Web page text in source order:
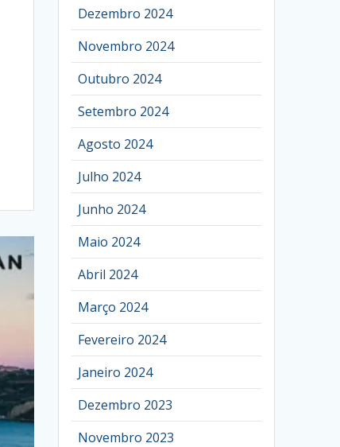
Dezembro 2024
Novembro 2024
Outubro 2024
Setembro 2024
Agosto 2024
Julho 2024
Junho 2024
Maio 2024
Abril 2024
Março 2024
Fevereiro 2024
Janeiro 2024
Dezembro 2023
Novembro 2023